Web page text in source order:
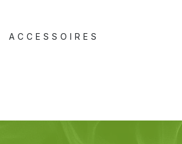
ACCESSOIRES